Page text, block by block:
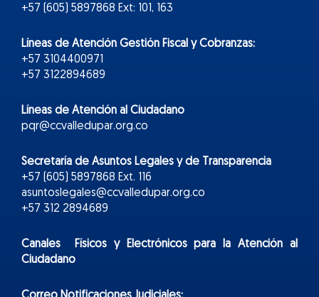
+57 (605) 5897868 Ext: 101, 163
Líneas de Atención Gestión Fiscal y Cobranzas:
+57 3104400971
+57 3122894689
Líneas de Atención al Ciudadano
pqr@ccvalledupar.org.co
Secretaría de Asuntos Legales y de Transparencia
+57 (605) 5897868 Ext. 116
asuntoslegales@ccvalledupar.org.co
+57 312 2894689
Canales Físicos yElectrónicospara la Atención al
Ciudadano